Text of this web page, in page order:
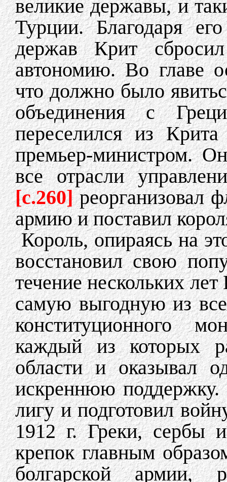
великие державы, и
Турции. Благодаря
держав Крит
автономию. Во главе
что должно было
объединения с
переселился из
премьер-министром.
все отрасли
[c.260]реорганизовал
армию и поставил
Король, опираясь на
восстановил свою
течение нескольких
самую выгодную из
конституционного
каждый из которых
области и оказывал
искреннюю поддержку.
лигу и подготовил
1912 г. Греки, сербы
крепок главным
болгарской армии,